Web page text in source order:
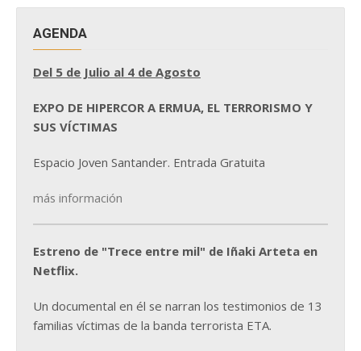
AGENDA
Del 5 de Julio al 4 de Agosto
EXPO DE HIPERCOR A ERMUA, EL TERRORISMO Y
SUS VÍCTIMAS
Espacio Joven Santander. Entrada Gratuita
más información
Estreno de "Trece entre mil" de Iñaki Arteta en
Netflix.
Un documental en él se narran los testimonios de 13
familias víctimas de la banda terrorista ETA.